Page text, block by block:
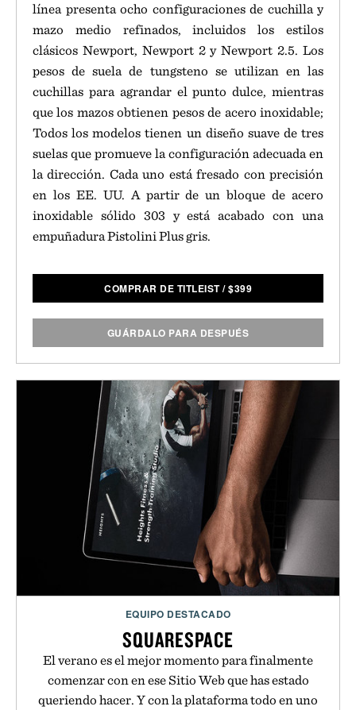
línea presenta ocho configuraciones de cuchilla y
mazo medio refinados, incluidos los estilos
clásicos Newport, Newport 2 y Newport 2.5. Los
pesos de suela de tungsteno se utilizan en las
cuchillas para agrandar el punto dulce, mientras
que los mazos obtienen pesos de acero inoxidable;
Todos los modelos tienen un diseño suave de tres
suelas que promueve la configuración adecuada en
la dirección. Cada uno está fresado con precisión
en los EE. UU. A partir de un bloque de acero
inoxidable sólido 303 y está acabado con una
empuñadura Pistolini Plus gris.
COMPRAR DE TITLEIST/$399
GUÁRDALO PARA DESPUÉS
EQUIPO DESTACADO
SQUARESPACE
El verano es el mejor momento para finalmente
comenzar con en ese Sitio Web que has estado
queriendo hacer. Y con la plataforma todo en uno